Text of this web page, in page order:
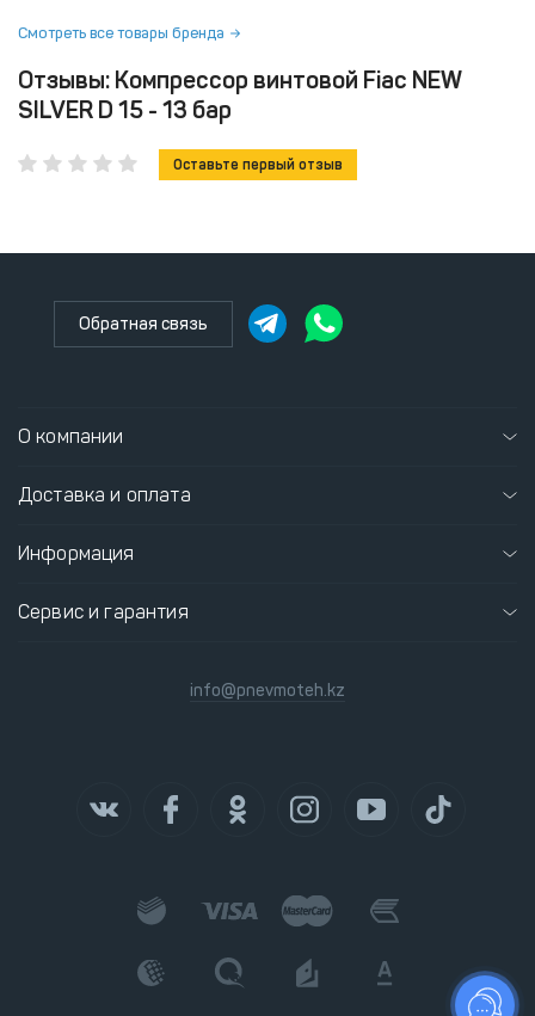
Смотреть все товары бренда
Отзывы: Компрессор винтовой Fiac NEW
SILVER D 15 - 13 бар
Оставьте первый отзыв
Обратная связь
О компании
Доставка и оплата
Информация
Сервис и гарантия
info@pnevmoteh.kz